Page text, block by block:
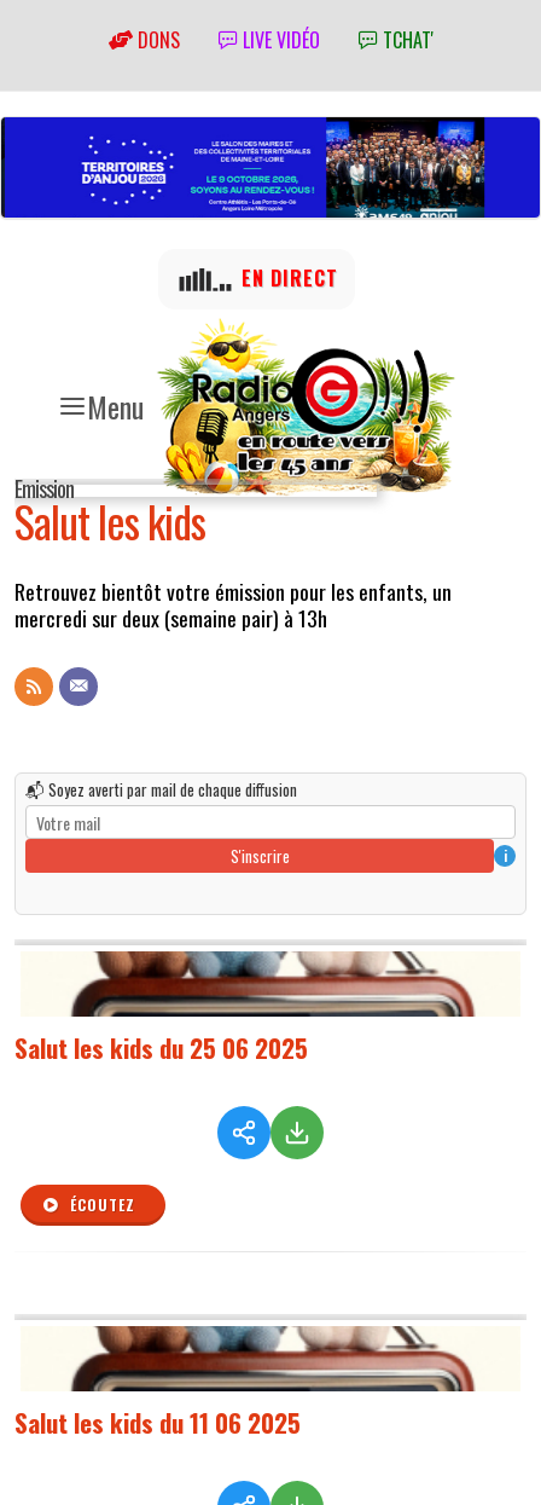
DONS LIVE VIDÉO TCHAT'
Menu
EN DIRECT
Emission
Salut les kids
Retrouvez bientôt votre émission pour les enfants, un
mercredi sur deux (semaine pair) à 13h
📬 Soyez averti par mail de chaque diffusion
S'inscrire i
Salut les kids du 25 06 2025
ÉCOUTEZ
Salut les kids du 11 06 2025